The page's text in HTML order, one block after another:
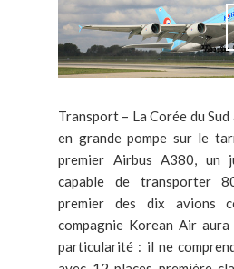
Transport – La Corée du
en grande pompe sur le
premier Airbus A380, un
capable de transporter
premier des dix avions
compagnie Korean Air
particularité : il ne